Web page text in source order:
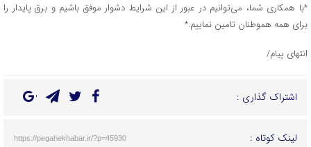
*با همکاری شما، می‌توانیم در عبور از این شرایط دشوار موفق باشیم و برق پایدار را
برای همه هموطنان تامین نماییم.*
انتهای پیام/
اشتراک گذاری :
لینک کوتاه : https://pegahekhabar.ir/?p=45930